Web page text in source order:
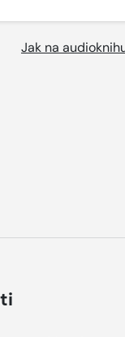
Jak na